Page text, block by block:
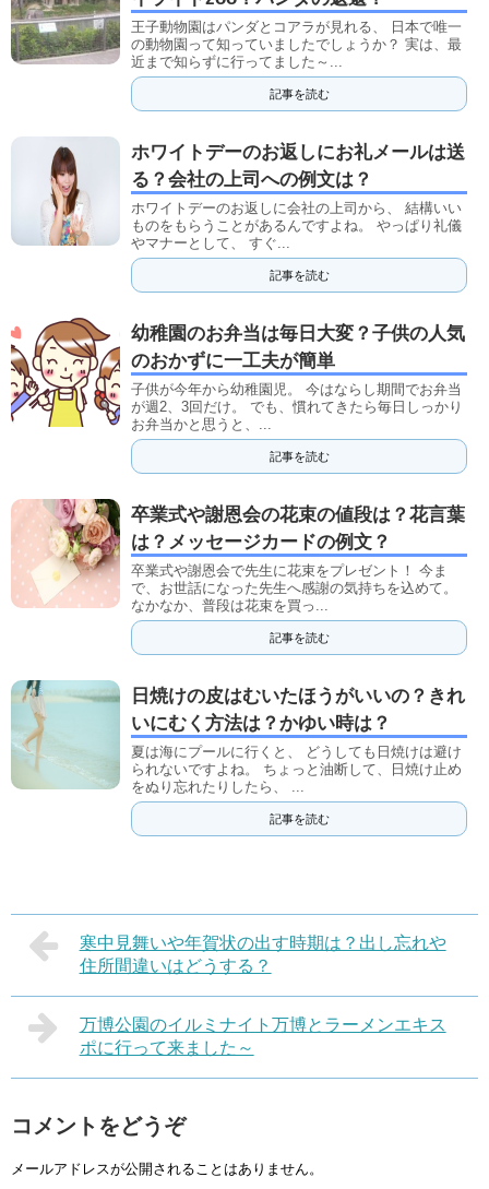
王子動物園はパンダとコアラが見れる、 日本で唯一
の動物園って知っていましたでしょうか？ 実は、最
近まで知らずに行ってました～...
記事を読む
ホワイトデーのお返しにお礼メールは送
る？会社の上司への例文は？
ホワイトデーのお返しに会社の上司から、 結構いい
ものをもらうことがあるんですよね。 やっぱり礼儀
やマナーとして、 すぐ...
記事を読む
幼稚園のお弁当は毎日大変？子供の人気
のおかずに一工夫が簡単
子供が今年から幼稚園児。 今はならし期間でお弁当
が週2、3回だけ。 でも、慣れてきたら毎日しっかり
お弁当かと思うと、...
記事を読む
卒業式や謝恩会の花束の値段は？花言葉
は？メッセージカードの例文？
卒業式や謝恩会で先生に花束をプレゼント！ 今ま
で、お世話になった先生へ感謝の気持ちを込めて。
なかなか、普段は花束を買っ...
記事を読む
日焼けの皮はむいたほうがいいの？きれ
いにむく方法は？かゆい時は？
夏は海にプールに行くと、 どうしても日焼けは避け
られないですよね。 ちょっと油断して、日焼け止め
をぬり忘れたりしたら、 ...
記事を読む
寒中見舞いや年賀状の出す時期は？出し忘れや
住所間違いはどうする？
万博公園のイルミナイト万博とラーメンエキス
ポに行って来ました～
コメントをどうぞ
メールアドレスが公開されることはありません。